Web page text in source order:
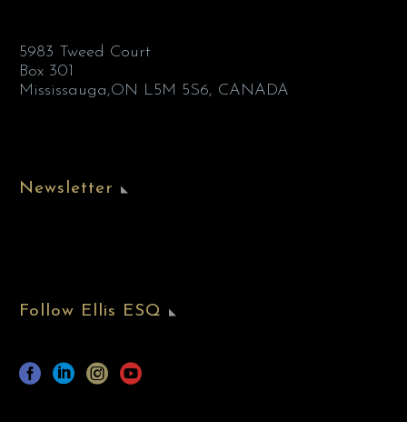
5983 Tweed Court
Box 301
Mississauga,ON L5M 5S6, CANADA
Newsletter
Follow Ellis ESQ